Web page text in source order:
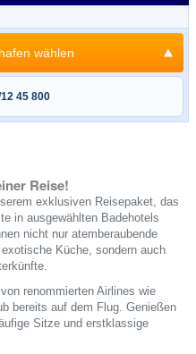
45 800
wählen
Reise!
exklusiven Reisepaket, das
in ausgewählten Badehotels
nicht nur atemberaubende
Küche, sondern auch
renommierten Airlines wie
bereits auf dem Flug. Genießen
Sitze und erstklassige